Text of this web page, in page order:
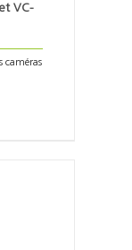
VC-
caméras